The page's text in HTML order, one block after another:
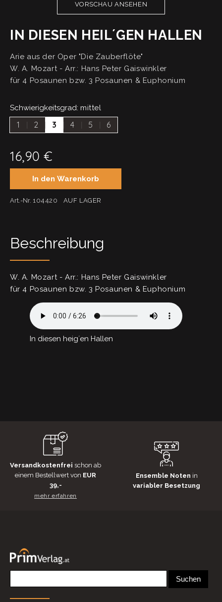
VORSCHAU ANSEHEN
IN DIESEN HEIL´GEN HALLEN
Arie aus der Oper "Die Zauberflöte"
W. A. Mozart - Arr.: Hans Peter Gaiswinkler
für 4 Posaunen bzw. 3 Posaunen & Euphonium
Schwierigkeitsgrad: mittel
1 2 3 4 5 6
16,90 €
In den Warenkorb
Art.-Nr. 104420 AUF LAGER
Beschreibung
W. A. Mozart - Arr.: Hans Peter Gaiswinkler
für 4 Posaunen bzw. 3 Posaunen & Euphonium
In diesen heig´en Hallen
Versandkostenfrei schon ab
einem Bestellwert von EUR
39,-
mehr erfahren
Ensemble Noten in
variabler Besetzung